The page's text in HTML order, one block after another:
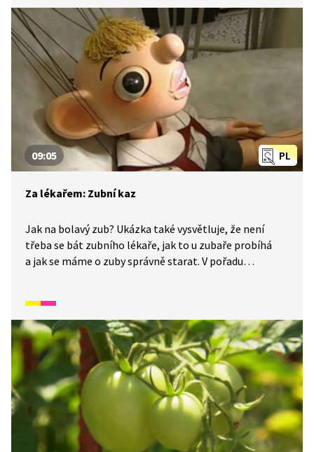
PL
09:05
Za lékařem: Zubní kaz
Jak na bolavý zub? Ukázka také vysvětluje, že není
třeba se bát zubního lékaře, jak to u zubaře probíhá
a jak se máme o zuby správně starat. V pořadu